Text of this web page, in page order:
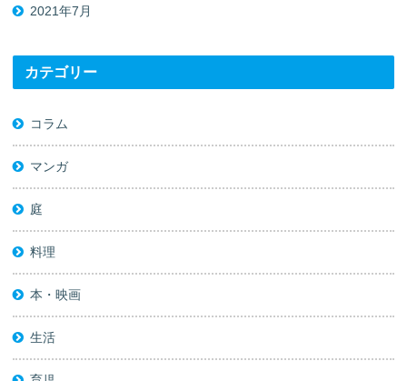
2021年7月
カテゴリー
コラム
マンガ
庭
料理
本・映画
生活